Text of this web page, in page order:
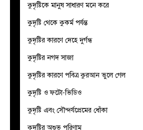
কুদৃষ্টিকে মানুষ সাধারণ মনে করে
কুদৃষ্টি থেকে কুকর্ম পর্যন্ত
কুদৃষ্টির কারণে দেহে দুর্গন্ধ
কুদৃষ্টির নগদ সাজা
কুদৃষ্টির কারণে পবিত্র কুরআন ভুলে গেল
কুদৃষ্টি ও ফটো-ভিডিও
কুদৃষ্টি এবং সৌন্দর্যপ্রেমের ধোঁকা
কুদৃষ্টির অশুভ পরিণাম